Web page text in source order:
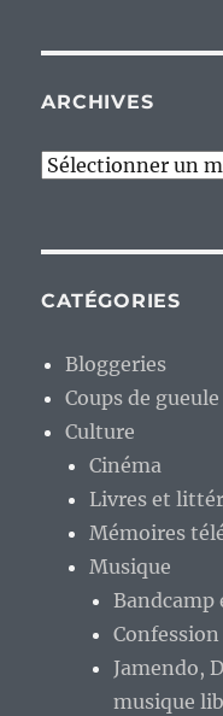
ARCHIVES
Archives
CATÉGORIES
Bloggeries
Coups de gueule
Culture
Cinéma
Livres et
Mémoires
Musique
Bandcamp
Jamendo,
musique